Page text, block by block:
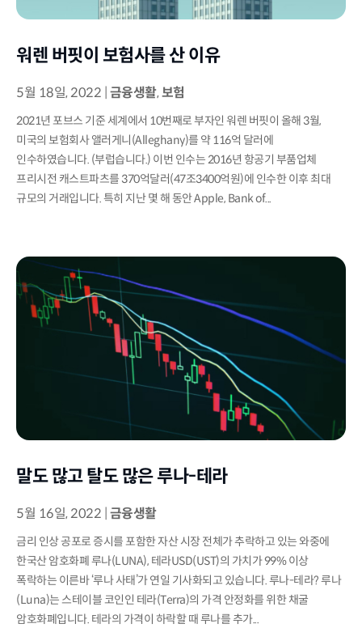
워렌 버핏이 보험사를 산 이유
5월 18일, 2022 |금융생활,보험
2021년 포브스 기준 세계에서 10번째로 부자인 워렌 버핏이 올해 3월,
미국의 보험회사 앨러게니(Alleghany)를 약 116억 달러에
인수하였습니다. (부럽습니다.) 이번 인수는 2016년 항공기 부품업체
프리시전 캐스트파츠를 370억달러(47조3400억원)에 인수한 이후 최대
규모의 거래입니다. 특히 지난 몇 해 동안 Apple, Bank of...
말도 많고 탈도 많은 루나-테라
5월 16일, 2022 |금융생활
금리 인상 공포로 증시를 포함한 자산 시장 전체가 추락하고 있는 와중에
한국산 암호화폐 루나(LUNA), 테라USD(UST)의 가치가 99% 이상
폭락하는 이른바 ‘루나 사태’가 연일 기사화되고 있습니다. 루나-테라? 루나
(Luna)는 스테이블 코인인 테라(Terra)의 가격 안정화를 위한 채굴
암호화폐입니다. 테라의 가격이 하락할 때 루나를 추가...